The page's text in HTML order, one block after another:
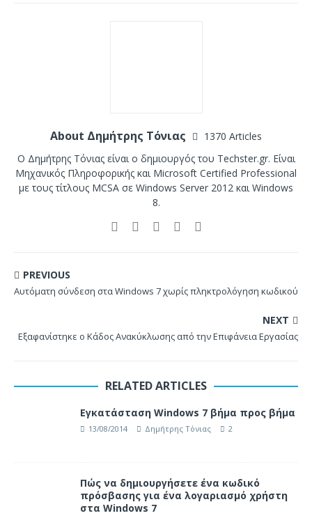
About Δημήτρης Τόνιας
1370 Articles
Ο Δημήτρης Τόνιας είναι ο δημιουργός του Techster.gr. Είναι
Μηχανικός Πληροφορικής και Microsoft Certified Professional
με τους τίτλους MCSA σε Windows Server 2012 και Windows
8.
PREVIOUS
Αυτόματη σύνδεση στα Windows 7 χωρίς πληκτρολόγηση κωδικού
NEXT
Εξαφανίστηκε ο Κάδος Ανακύκλωσης από την Επιφάνεια Εργασίας
RELATED ARTICLES
Εγκατάσταση Windows 7 βήμα προς βήμα
13/08/2014 Δημήτρης Τόνιας 2
Πώς να δημιουργήσετε ένα κωδικό
πρόσβασης για ένα λογαριασμό χρήστη
στα Windows 7